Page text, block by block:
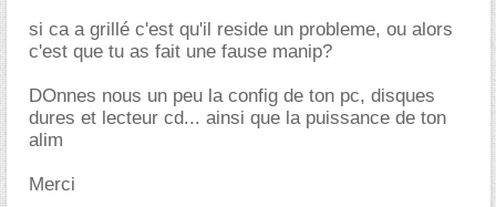
si ca a grillé c'est qu'il reside un probleme, ou alors
c'est que tu as fait une fause manip?
DOnnes nous un peu la config de ton pc, disques
dures et lecteur cd... ainsi que la puissance de ton
alim
Merci